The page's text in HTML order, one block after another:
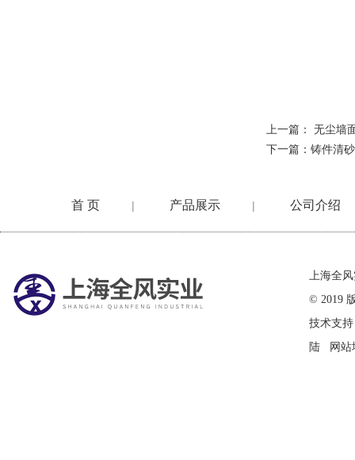
上一篇： 无尘墙
下一篇： 铸件清
首 页 | 产品展示 | 公司介绍
上海全
© 2019
技术支
陆
网站